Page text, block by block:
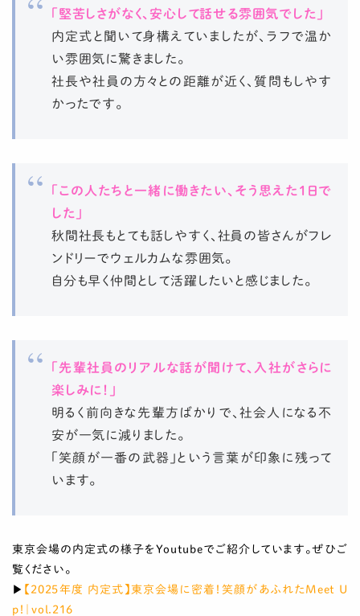
「堅苦しさがなく、安心して話せる雰囲気でした」
内定式と聞いて身構えていましたが、ラフで温か
い雰囲気に驚きました。
社長や社員の方々との距離が近く、質問もしやす
かったです。
「この人たちと一緒に働きたい、そう思えた1日で
した」
秋間社長もとても話しやすく、社員の皆さんがフレ
ンドリーでウェルカムな雰囲気。
自分も早く仲間として活躍したいと感じました。
「先輩社員のリアルな話が聞けて、入社がさらに
楽しみに！」
明るく前向きな先輩方ばかりで、社会人になる不
安が一気に減りました。
「笑顔が一番の武器」という言葉が印象に残って
います。
東京会場の内定式の様子をYoutubeでご紹介しています。ぜひご
覧ください。
▶ 【2025年度 内定式】東京会場に密着！笑顔があふれたMeet U
p！｜vol.216